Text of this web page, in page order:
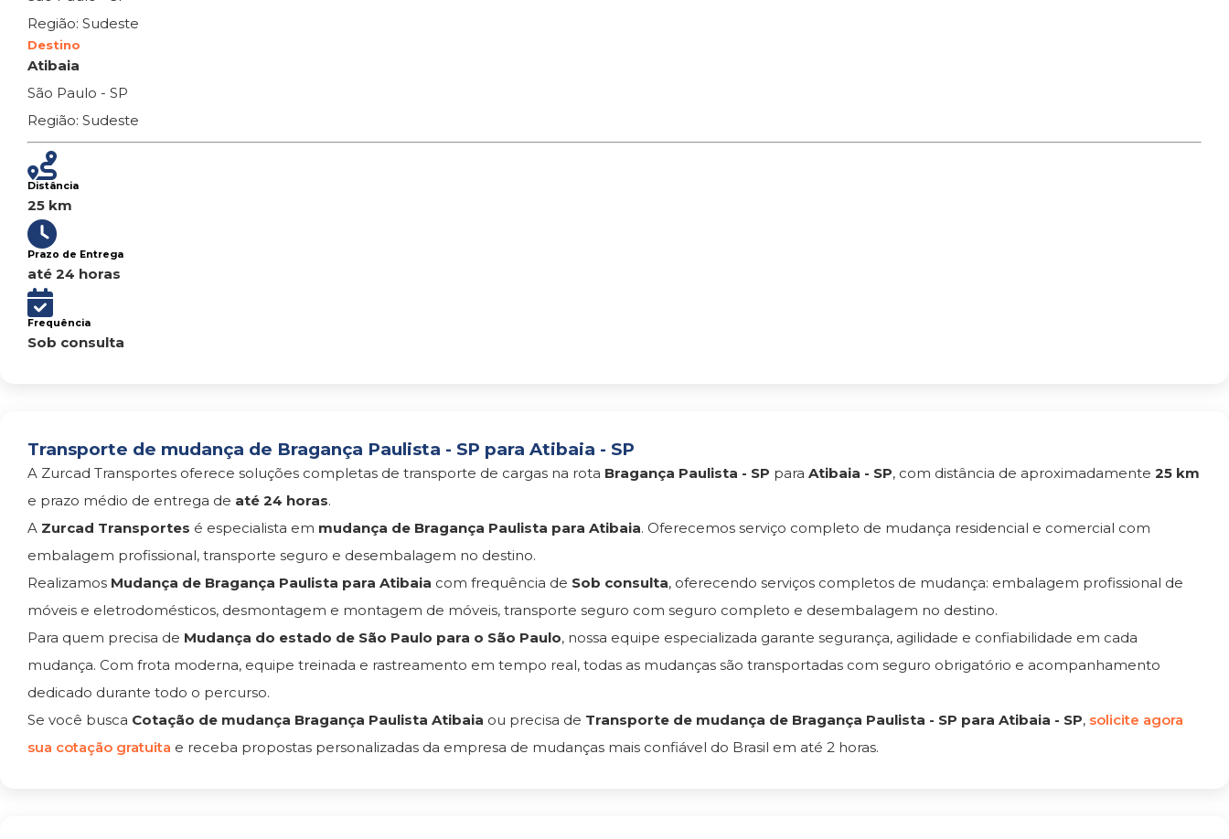
Região: Sudeste
Destino
Atibaia
São Paulo - SP
Região: Sudeste
Distância
25 km
Prazo de Entrega
até 24 horas
Frequência
Sob consulta
Transporte de mudança de Bragança Paulista - SP para Atibaia - SP
A Zurcad Transportes oferece soluções completas de transporte de cargas na rota Bragança Paulista - SP para Atibaia - SP, com distância de aproximadamente 25 km
e prazo médio de entrega de até 24 horas.
A Zurcad Transportes é especialista em mudança de Bragança Paulista para Atibaia. Oferecemos serviço completo de mudança residencial e comercial com
embalagem profissional, transporte seguro e desembalagem no destino.
Realizamos Mudança de Bragança Paulista para Atibaia com frequência de Sob consulta, oferecendo serviços completos de mudança: embalagem profissional de
móveis e eletrodomésticos, desmontagem e montagem de móveis, transporte seguro com seguro completo e desembalagem no destino.
Para quem precisa de Mudança do estado de São Paulo para o São Paulo, nossa equipe especializada garante segurança, agilidade e confiabilidade em cada
mudança. Com frota moderna, equipe treinada e rastreamento em tempo real, todas as mudanças são transportadas com seguro obrigatório e acompanhamento
dedicado durante todo o percurso.
Se você busca Cotação de mudança Bragança Paulista Atibaia ou precisa de Transporte de mudança de Bragança Paulista - SP para Atibaia - SP, solicite agora
sua cotação gratuita e receba propostas personalizadas da empresa de mudanças mais confiável do Brasil em até 2 horas.